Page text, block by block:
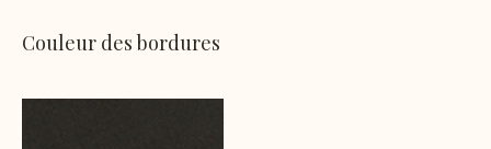
Couleur des bordures